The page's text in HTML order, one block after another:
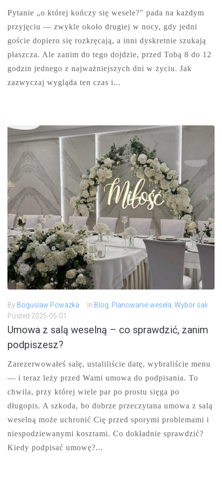
Pytanie „o której kończy się wesele?" pada na każdym
przyjęciu — zwykle około drugiej w nocy, gdy jedni
goście dopiero się rozkręcają, a inni dyskretnie szukają
płaszcza. Ale zanim do tego dojdzie, przed Tobą 8 do 12
godzin jednego z najważniejszych dni w życiu. Jak
zazwyczaj wygląda ten czas i...
By Boguslaw Powazka In Blog Planowanie wesela Wybór sali
Posted 2025-05-01
Umowa z salą weselną – co sprawdzić, zanim
podpiszesz?
Zarezerwowałeś salę, ustaliliście datę, wybraliście menu
— i teraz leży przed Wami umowa do podpisania. To
chwila, przy której wiele par po prostu sięga po
długopis. A szkoda, bo dobrze przeczytana umowa z salą
weselną może uchronić Cię przed sporymi problemami i
niespodziewanymi kosztami. Co dokładnie sprawdzić?
Kiedy podpisać umowę?...